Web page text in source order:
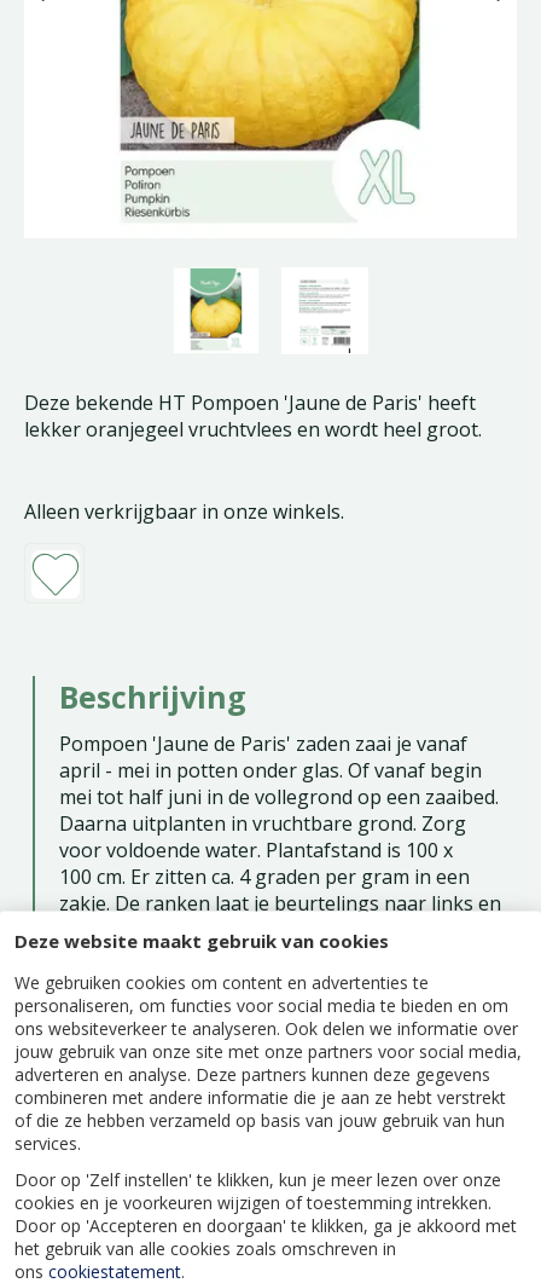
Deze website maakt gebruik van cookies
We gebruiken cookies om content en advertenties te
personaliseren, om functies voor social media te bieden en om
ons websiteverkeer te analyseren. Ook delen we informatie over
jouw gebruik van onze site met onze partners voor social media,
adverteren en analyse. Deze partners kunnen deze gegevens
combineren met andere informatie die je aan ze hebt verstrekt
of die ze hebben verzameld op basis van jouw gebruik van hun
services.
Door op 'Zelf instellen' te klikken, kun je meer lezen over onze
cookies en je voorkeuren wijzigen of toestemming intrekken.
Door op 'Accepteren en doorgaan' te klikken, ga je akkoord met
het gebruik van alle cookies zoals omschreven in
ons cookiestatement.
Deze bekende HT Pompoen 'Jaune de Paris' heeft
lekker oranjegeel vruchtvlees en wordt heel groot.
Alleen verkrijgbaar in onze winkels.
Beschrijving
Pompoen 'Jaune de Paris' zaden zaai je vanaf
april - mei in potten onder glas. Of vanaf begin
mei tot half juni in de vollegrond op een zaaibed.
Daarna uitplanten in vruchtbare grond. Zorg
voor voldoende water. Plantafstand is 100 x
100 cm. Er zitten ca. 4 graden per gram in een
zakje. De ranken laat je beurtelings naar links en
naar rechts leiden. Een pompoen kan 25 kg of
zelfs meer wegen.
Zaaien buiten: mei - juni
Oogsttijd: september - oktober
Eénjarig
Specificaties